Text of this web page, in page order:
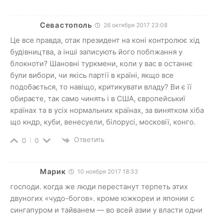
Севастополь 26 октября 2017 23:08
Це все правда, отак президент на коні контролює хід
будівництва, а інші записують його побпжання у
блокноти? Шановні туркмени, коли у вас в останнє
були вибори, чи якісь партії в країні, якщо все
подобається, то навіщо, критикувати владу? Ви є її
обираєте, так само чинять і в США, європейськиї
країнах та в усіх нормальних країнах, за винятком хіба
що кндр, куби, венесуели, білорусі, московії, конго.
0 0 Ответить
Марик 10 ноября 2017 18:33
господи. когда же люди перестанут терпеть этих
двуногих «чудо-богов». кроме южкореи и японии с
сингапуром и тайванем — во всей азии у власти одни